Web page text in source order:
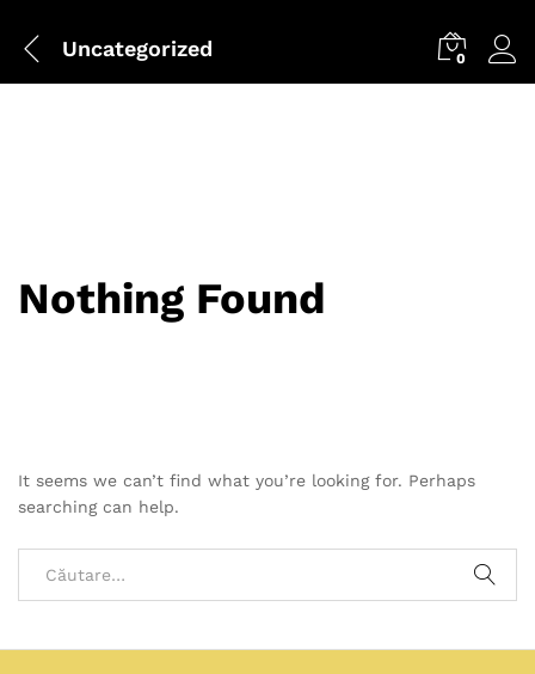
Uncategorized 0
Nothing Found
It seems we can’t find what you’re looking for. Perhaps
searching can help.